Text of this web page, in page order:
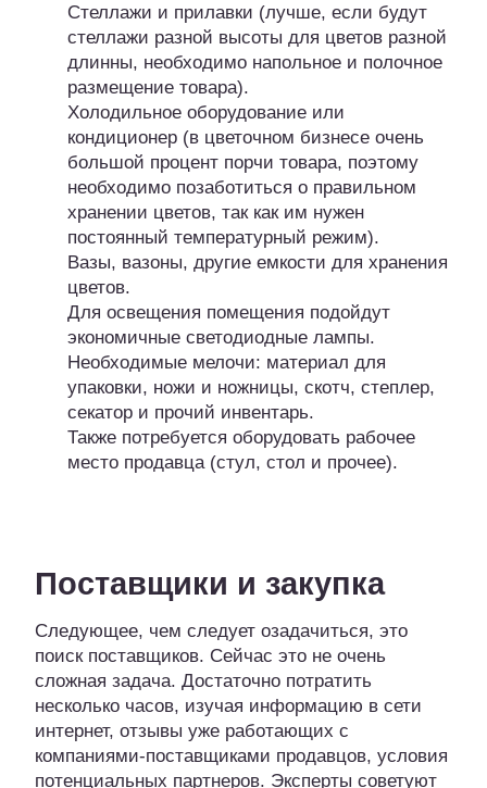
Стеллажи и прилавки (лучше, если будут
стеллажи разной высоты для цветов разной
длинны, необходимо напольное и полочное
размещение товара).
Холодильное оборудование или
кондиционер (в цветочном бизнесе очень
большой процент порчи товара, поэтому
необходимо позаботиться о правильном
хранении цветов, так как им нужен
постоянный температурный режим).
Вазы, вазоны, другие емкости для хранения
цветов.
Для освещения помещения подойдут
экономичные светодиодные лампы.
Необходимые мелочи: материал для
упаковки, ножи и ножницы, скотч, степлер,
секатор и прочий инвентарь.
Также потребуется оборудовать рабочее
место продавца (стул, стол и прочее).
Поставщики и закупка
Следующее, чем следует озадачиться, это
поиск поставщиков. Сейчас это не очень
сложная задача. Достаточно потратить
несколько часов, изучая информацию в сети
интернет, отзывы уже работающих с
компаниями-поставщиками продавцов, условия
потенциальных партнеров. Эксперты советуют